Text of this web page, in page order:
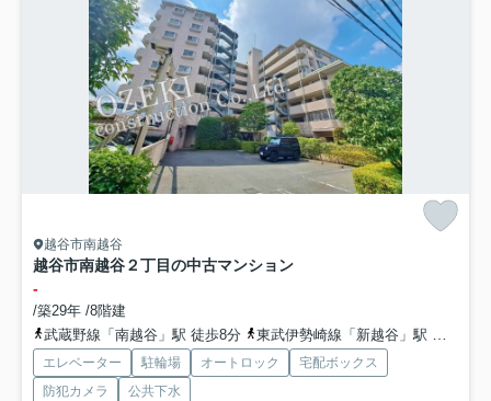
越谷市南越谷
越谷市南越谷２丁目の中古マンション
-
/築29年 /8階建
武蔵野線「南越谷」駅 徒歩8分
東武伊勢崎線「新越谷」駅 徒歩9分
エレベーター 駐輪場 オートロック
宅配ボックス
防犯カメラ
公共下水